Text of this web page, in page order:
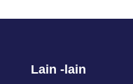
Lain -lain